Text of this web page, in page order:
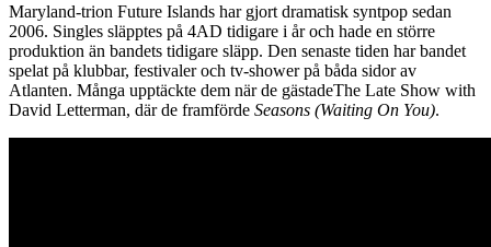
Maryland-trion Future Islands har gjort dramatisk syntpop sedan
2006. Singles släpptes på 4AD tidigare i år och hade en större
produktion än bandets tidigare släpp. Den senaste tiden har bandet
spelat på klubbar, festivaler och tv-shower på båda sidor av
Atlanten. Många upptäckte dem när de gästadeThe Late Show with
David Letterman, där de framförde Seasons (Waiting On You).